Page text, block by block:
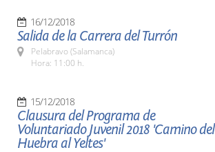
16/12/2018
Salida de la Carrera del Turrón
Pelabravo (Salamanca)
Hora: 11:00 h.
15/12/2018
Clausura del Programa de
Voluntariado Juvenil 2018 'Camino del
Huebra al Yeltes'